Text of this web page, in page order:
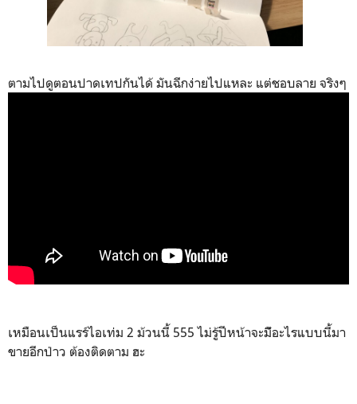
ตามไปดูตอนปาดเทปกันได้ มันฉีกง่ายไปแหละ แต่ชอบลาย จริงๆ
เหมือนเป็นแรร์ไอเท่ม 2 ม้วนนี้ 555 ไม่รู้ปีหน้าจะมัีอะไรแบบนี้มา
ขายอีกป่าว ต้องติดตาม ฮะ